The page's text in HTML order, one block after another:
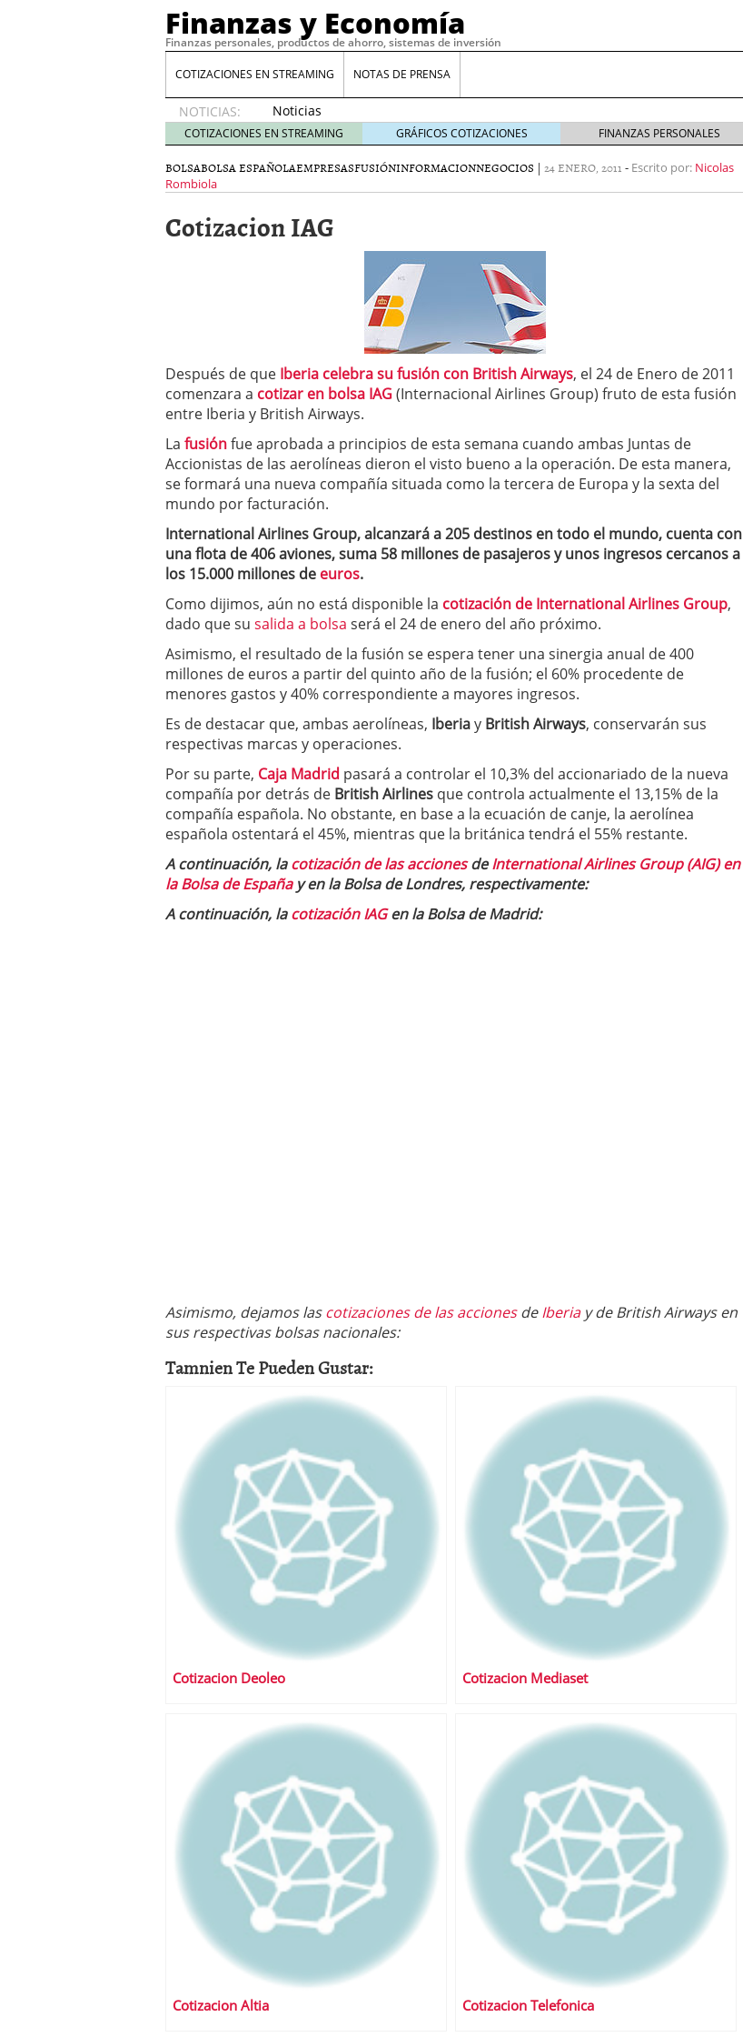
Finanzas y Economía
Finanzas personales, productos de ahorro, sistemas de inversión
COTIZACIONES EN STREAMING NOTAS DE PRENSA
NOTICIAS:
Noticias
de XRP
por qué
las
whales
suelen
Comparativa Costes vs Agilidad: ¿Por qué el Préstamo Promotor privado
acelera la rentabilidad? 12 de diciembre de 2025
Meses sin intereses: Cómo aprovechar esta opción para gestionar tus
compras 24 de noviembre de 2025
Planificar tu herencia también es una decisión financiera: cómo anticiparte
a los costes 21 de noviembre de 2025
¿Cuánto cuesta un software punto de venta? 3 de octubre de 2025
COTIZACIONES EN STREAMING GRÁFICOS COTIZACIONES FINANZAS PERSONALES
BOLSABOLSA ESPAÑOLAEMPRESASFUSIÓNINFORMACIONNEGOCIOS | 24 ENERO, 2011 - Escrito por: Nicolas
Rombiola
Cotizacion IAG
Después de que Iberia celebra su fusión con British Airways, el 24 de Enero de 2011
comenzara a cotizar en bolsa IAG(Internacional Airlines Group) fruto de esta fusión
entre Iberia y British Airways.
La fusiónfue aprobada a principios de esta semana cuando ambas Juntas de
Accionistas de las aerolíneas dieron el visto bueno a la operación. De esta manera,
se formará una nueva compañía situada como la tercera de Europa y la sexta del
mundo por facturación.
International Airlines Group, alcanzará a 205 destinos en todo el mundo, cuenta con
una flota de 406 aviones, suma 58 millones de pasajeros y unos ingresos cercanos a
los 15.000 millones de euros.
Como dijimos, aún no está disponible la cotización de International Airlines Group,
dado que su salida a bolsa será el 24 de enero del año próximo.
Asimismo, el resultado de la fusión se espera tener una sinergia anual de 400
millones de euros a partir del quinto año de la fusión; el 60% procedente de
menores gastos y 40% correspondiente a mayores ingresos.
Es de destacar que, ambas aerolíneas, Iberiay British Airways, conservarán sus
respectivas marcas y operaciones.
Por su parte, Caja Madrid pasará a controlar el 10,3% del accionariado de la nueva
compañía por detrás de British Airlines que controla actualmente el 13,15% de la
compañía española. No obstante, en base a la ecuación de canje, la aerolínea
española ostentará el 45%, mientras que la británica tendrá el 55% restante.
A continuación, lacotización de las accionesdeInternational Airlines Group (AIG) en
la Bolsa de Españay en la Bolsa de Londres, respectivamente:
A continuación, lacotización IAGen la Bolsa de Madrid:
Asimismo, dejamos lascotizaciones de las accionesdeIberiay de British Airways en
sus respectivas bolsas nacionales:
Tamnien Te Pueden Gustar:
Cotizacion Deoleo Cotizacion Mediaset
Cotizacion Altia Cotizacion Telefonica